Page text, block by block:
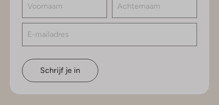
Schrijf je in